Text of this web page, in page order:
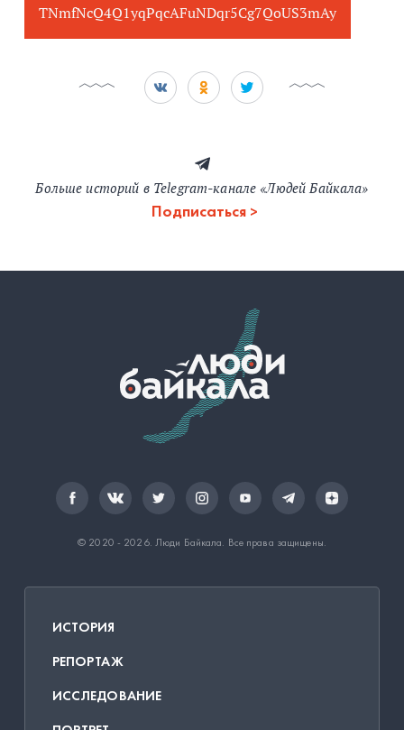
TNmfNcQ4Q1yqPqcAFuNDqr5Cg7QoUS3mAy
Больше историй в Telegram-канале «Людей Байкала»
Подписаться
© 2020 - 2026. Люди Байкала . Все права защищены.
ИСТОРИЯ
РЕПОРТАЖ
ИССЛЕДОВАНИЕ